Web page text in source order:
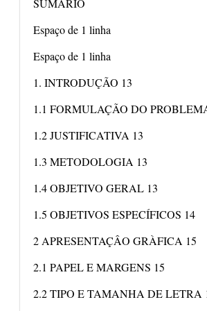
SUMÁRIO
Espaço de 1 linha
Espaço de 1 linha
1. INTRODUÇÃO 13
1.1 FORMULAÇÃO DO
1.2 JUSTIFICATIVA 13
1.3 METODOLOGIA 13
1.4 OBJETIVO GERAL 13
1.5 OBJETIVOS ESPECÍFICOS 14
2 APRESENTAÇÂO GRÀFICA 15
2.1 PAPEL E MARGENS 15
2.2 TIPO E TAMANHA DE LETRA